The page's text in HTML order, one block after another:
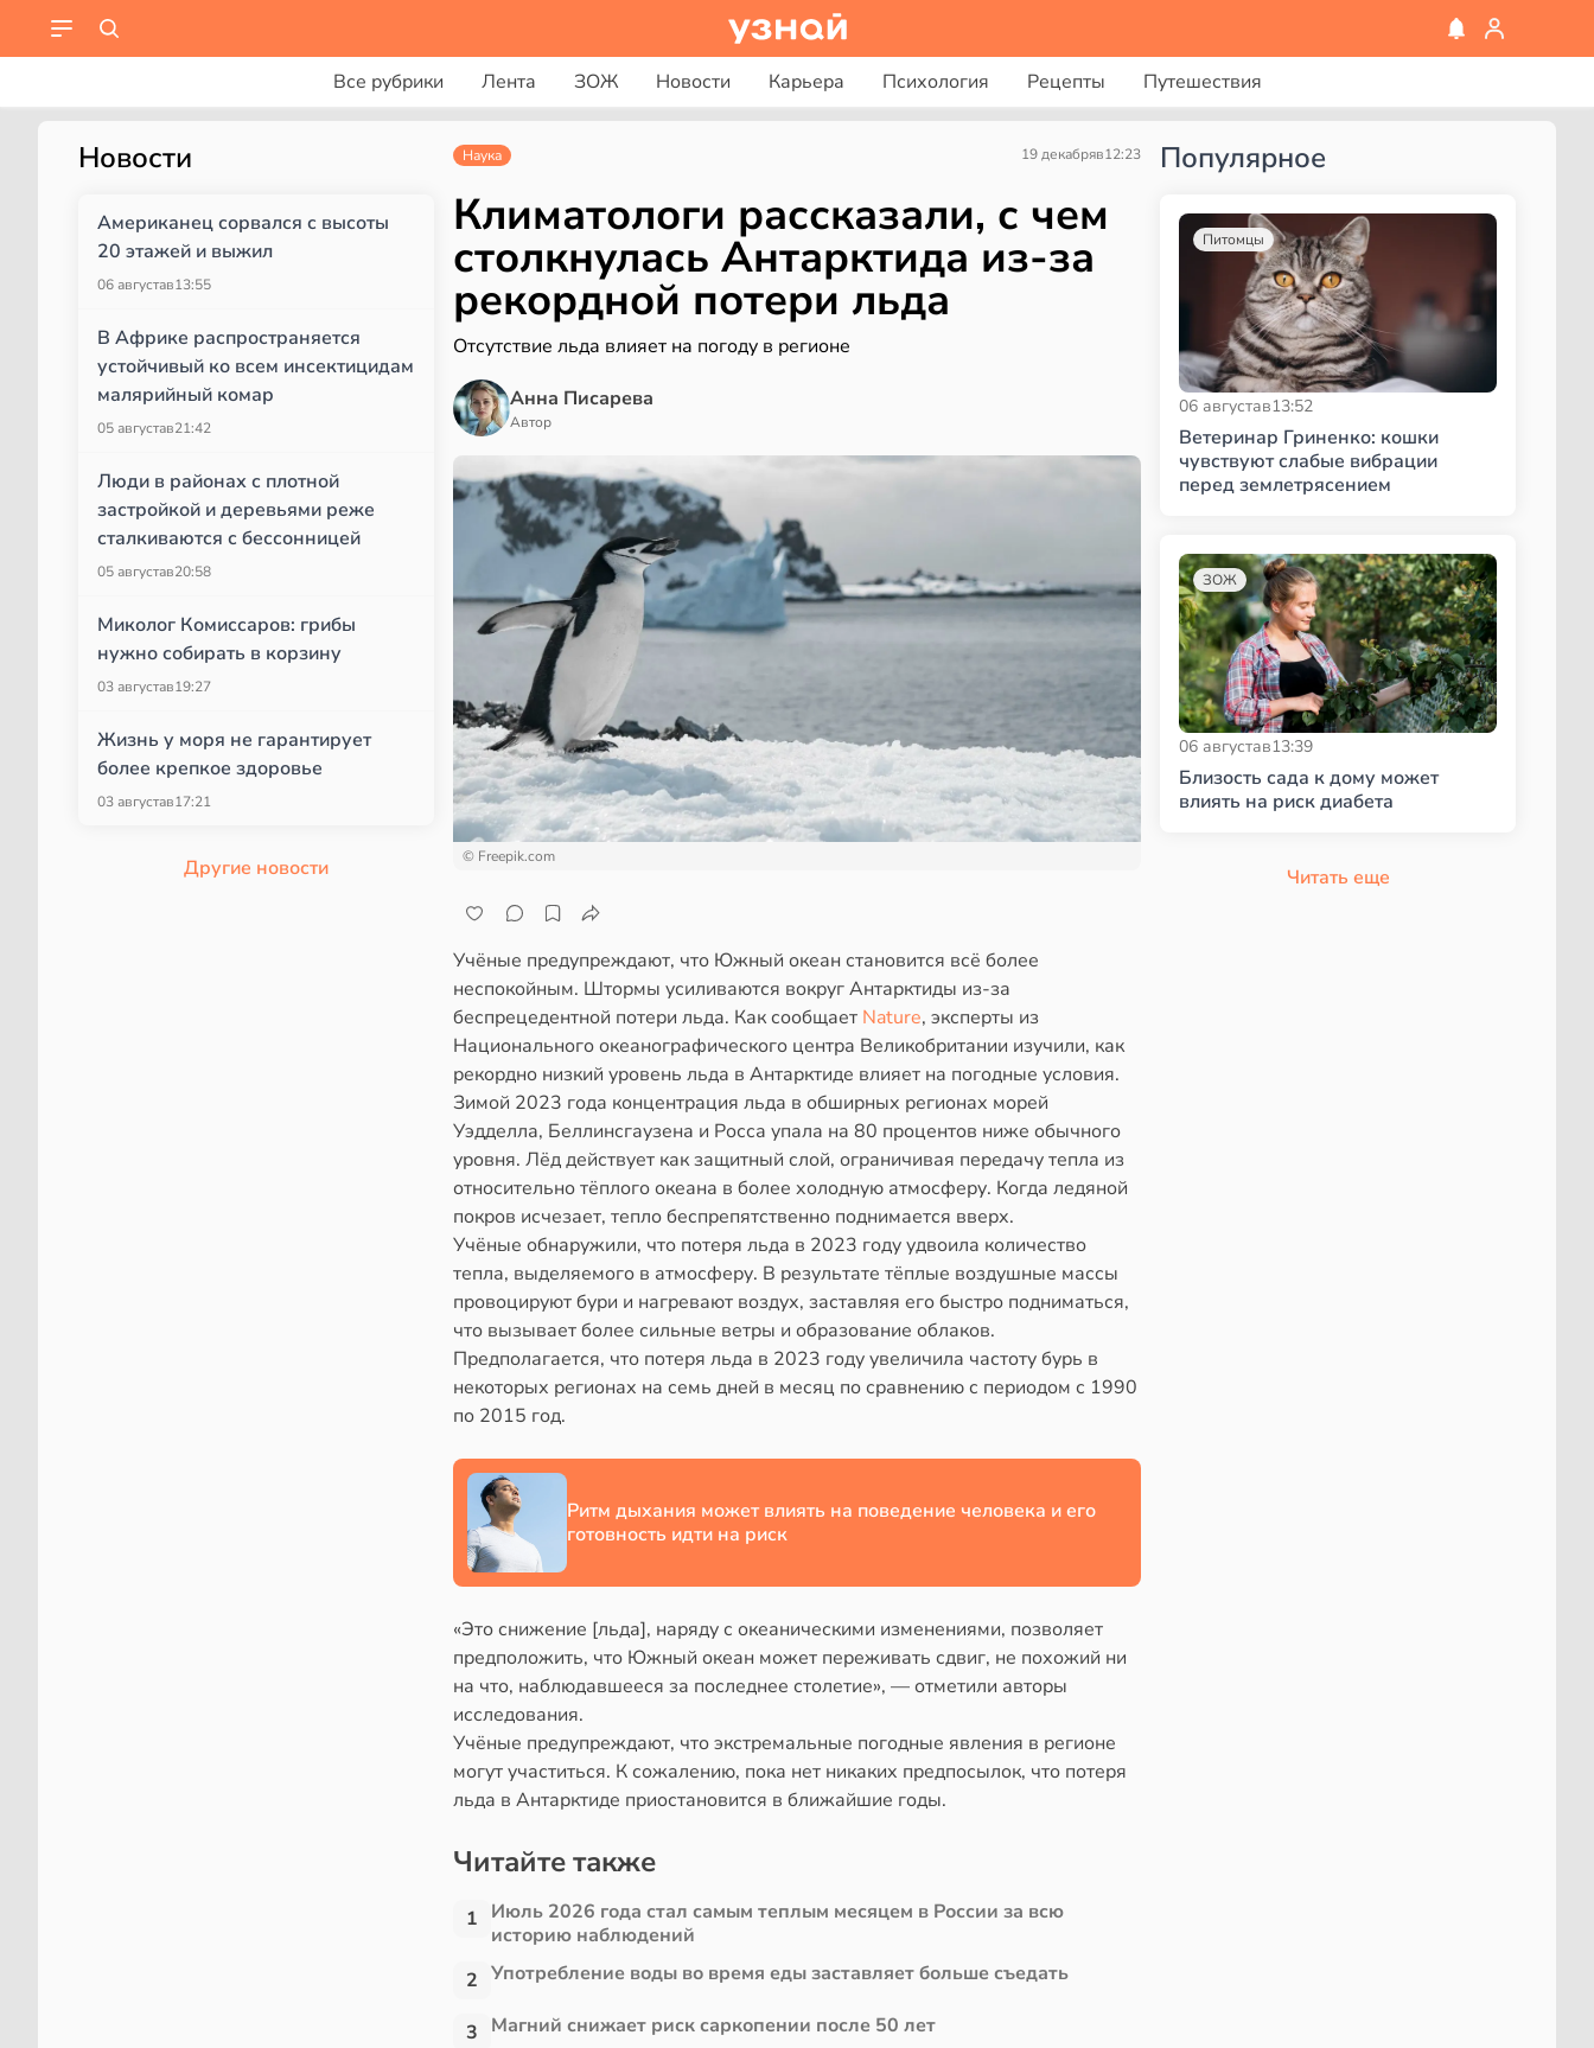
Все рубрики Лента ЗОЖ Новости Карьера Психология Рецепты Путешествия
Новости
Американец сорвался с высоты
20 этажей и выжил
06 августав13:55
В Африке распространяется
устойчивый ко всем инсектицидам
малярийный комар
05 августав21:42
Люди в районах с плотной
застройкой и деревьями реже
сталкиваются с бессонницей
05 августав20:58
Миколог Комиссаров: грибы
нужно собирать в корзину
03 августав19:27
Жизнь у моря не гарантирует
более крепкое здоровье
03 августав17:21
Другие новости
Наука 19 декабряв12:23
Климатологи рассказали, с чем
столкнулась Антарктида из-за
рекордной потери льда
Отсутствие льда влияет на погоду в регионе
Анна Писарева
Автор
© Freepik.com
Учёные предупреждают, что Южный океан становится всё более
неспокойным. Штормы усиливаются вокруг Антарктиды из-за
беспрецедентной потери льда. Как сообщает Nature, эксперты из
Национального океанографического центра Великобритании изучили, как
рекордно низкий уровень льда в Антарктиде влияет на погодные условия.
Зимой 2023 года концентрация льда в обширных регионах морей
Уэдделла, Беллинсгаузена и Росса упала на 80 процентов ниже обычного
уровня. Лёд действует как защитный слой, ограничивая передачу тепла из
относительно тёплого океана в более холодную атмосферу. Когда ледяной
покров исчезает, тепло беспрепятственно поднимается вверх.
Учёные обнаружили, что потеря льда в 2023 году удвоила количество
тепла, выделяемого в атмосферу. В результате тёплые воздушные массы
провоцируют бури и нагревают воздух, заставляя его быстро подниматься,
что вызывает более сильные ветры и образование облаков.
Предполагается, что потеря льда в 2023 году увеличила частоту бурь в
некоторых регионах на семь дней в месяц по сравнению с периодом с 1990
по 2015 год.
Ритм дыхания может влиять на поведение человека и его
готовность идти на риск
«Это снижение [льда], наряду с океаническими изменениями, позволяет
предположить, что Южный океан может переживать сдвиг, не похожий ни
на что, наблюдавшееся за последнее столетие», — отметили авторы
исследования.
Учёные предупреждают, что экстремальные погодные явления в регионе
могут участиться. К сожалению, пока нет никаких предпосылок, что потеря
льда в Антарктиде приостановится в ближайшие годы.
Читайте также
1 Июль 2026 года стал самым теплым месяцем в России за всю
историю наблюдений
2 Употребление воды во время еды заставляет больше съедать
3 Магний снижает риск саркопении после 50 лет
Популярное
Питомцы
06 августав13:52
Ветеринар Гриненко: кошки
чувствуют слабые вибрации
перед землетрясением
ЗОЖ
06 августав13:39
Близость сада к дому может
влиять на риск диабета
Читать еще